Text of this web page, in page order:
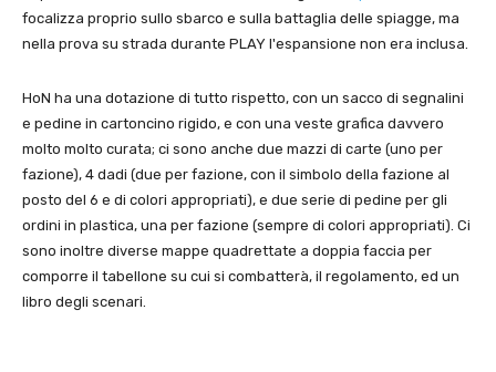
focalizza proprio sullo sbarco e sulla battaglia delle spiagge, ma
nella prova su strada durante PLAY l'espansione non era inclusa.
HoN ha una dotazione di tutto rispetto, con un sacco di segnalini
e pedine in cartoncino rigido, e con una veste grafica davvero
molto molto curata; ci sono anche due mazzi di carte (uno per
fazione), 4 dadi (due per fazione, con il simbolo della fazione al
posto del 6 e di colori appropriati), e due serie di pedine per gli
ordini in plastica, una per fazione (sempre di colori appropriati). Ci
sono inoltre diverse mappe quadrettate a doppia faccia per
comporre il tabellone su cui si combatterà, il regolamento, ed un
libro degli scenari.